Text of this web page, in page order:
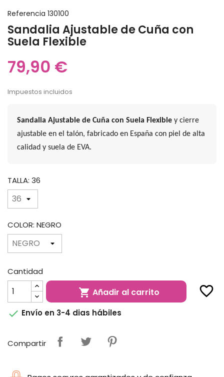
Referencia 130100
Sandalia Ajustable de Cuña con
Suela Flexible
79,90 €
Impuestos incluidos
Sandalia Ajustable de Cuña con Suela Flexible y cierre
ajustable en el talón, fabricado en España con piel de alta
calidad y suela de EVA.
TALLA: 36
COLOR: NEGRO
Cantidad
 Añadir al carrito favorite_border
 Envío en 3-4 dias hábiles
Compartir